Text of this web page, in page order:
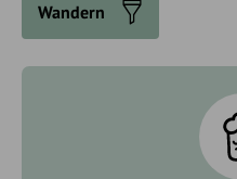
Wandern